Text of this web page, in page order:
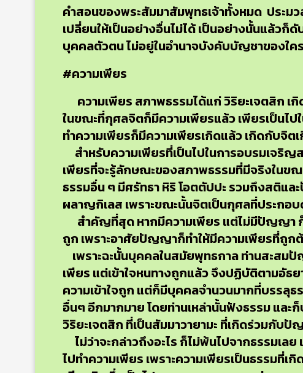
คำสอนของพระสัมมาสัมพุทธเจ้าทั้งหมด ประม
เปลี่ยนให้เป็นอย่างอื่นไม่ได้ เป็นอย่างนั้นแล้วก็
บุคคลตัวตน ไม่อยู่ในอำนาจบังคับบัญชาของใครทั้
#ความเพียร
ความเพียร สภาพธรรมได้แก่ วิริยะเจตสิก เ
ในขณะที่กุศลจิตก็มีความเพียรแล้ว เพียรเป็นไป
ทำความเพียรก็มีความเพียรเกิดแล้ว เกิดกับจิต
สำหรับความเพียรที่เป็นไปในการอบรมเจริ
เพียรที่จะรู้ลักษณะของสภาพธรรมที่มีจริงในข
ธรรมอื่น ๆ มีศรัทธา หิริ โอตตัปปะ รวมถึงสติแ
ผลาญกิเลส เพราะขณะนั้นจิตเป็นกุศลที่ประกอ
สำคัญที่สุด หากมีความเพียร แต่ไม่มีปัญญา ก็
ถูก เพราะอาศัยปัญญาก็ทำให้มีความเพียรที่ถูก
เพราะฉะนั้นบุคคลในสมัยพุทธกาล ท่านสะส
เพียร แต่เข้าใจหนทางถูกแล้ว จึงปฏิบัติตามอัธ
ความเข้าใจถูก แต่ก็มีบุคคลจำนวนมากที่บรรลุธ
อื่นๆ อีกมากมาย โดยท่านเหล่านั้นฟังธรรม และ
วิริยะเจตสิก ที่เป็นสัมมาวายามะ ที่เกิดร่วมกับ
ไม่ว่าจะกล่าวถึงอะไร ก็ไม่พ้นไปจากธรรมเล
ไปทำความเพียร เพราะความเพียรเป็นธรรมที่